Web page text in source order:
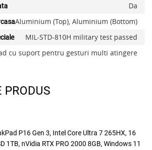
Da
Aluminium (Top), Aluminium (Bottom)
MIL-STD-810H military test passed
cu suport pentru gesturi multi atingere
PRODUS
P16 Gen 3, Intel Core Ultra 7 265HX, 16
1TB, nVidia RTX PRO 2000 8GB, Windows 11